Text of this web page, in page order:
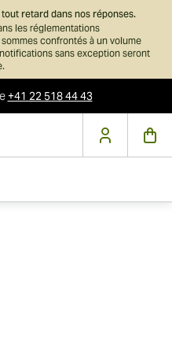
retard dans nos réponses.
les réglementations
confrontés à un volume
sans exception seront
+41 22 518 44 43